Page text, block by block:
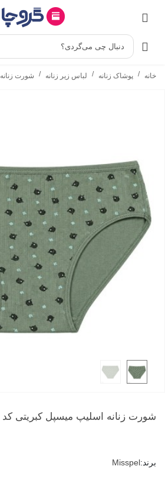
دنبال چی می‌گردی؟
خانه / پوشاک زنانه / لباس زیر زنانه / شورت زنانه
شورت زنانه اسلیپ میسپل کبریتی کد 646 طرح گربه
برند:Misspel